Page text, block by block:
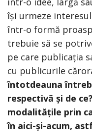
își urmeze
într-o formă
trebuie să se
pe care publicația
cu publicurile
întotdeauna
respectivă și de
modalitățile prin
în aici-și-acum,